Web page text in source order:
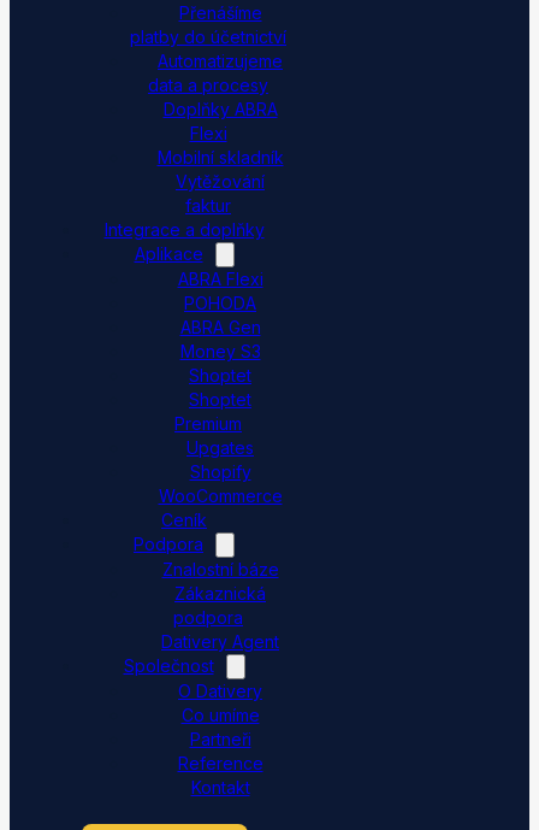
Přenášíme
platby do účetnictví
Automatizujeme
data a procesy
Doplňky ABRA
Flexi
Mobilní skladník
Vytěžování
faktur
Integrace a doplňky
Aplikace
ABRA Flexi
POHODA
ABRA Gen
Money S3
Shoptet
Shoptet
Premium
Upgates
Shopify
WooCommerce
Ceník
Podpora
Znalostní báze
Zákaznická
podpora
Dativery Agent
Společnost
O Dativery
Co umíme
Partneři
Reference
Kontakt